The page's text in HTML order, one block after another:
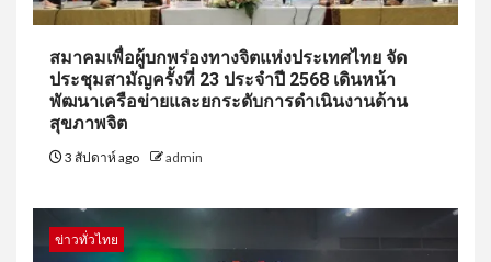
สมาคมเพื่อผู้บกพร่องทางจิตแห่งประเทศไทย จัด
ประชุมสามัญครั้งที่ 23 ประจำปี 2568 เดินหน้า
พัฒนาเครือข่ายและยกระดับการดำเนินงานด้าน
สุขภาพจิต
3 สัปดาห์ ago admin
ข่าวทั่วไทย